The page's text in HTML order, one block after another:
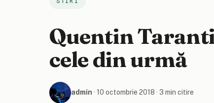
Quentin
cele din urmă
admin · 10 octombrie 2018 · 3 min citire